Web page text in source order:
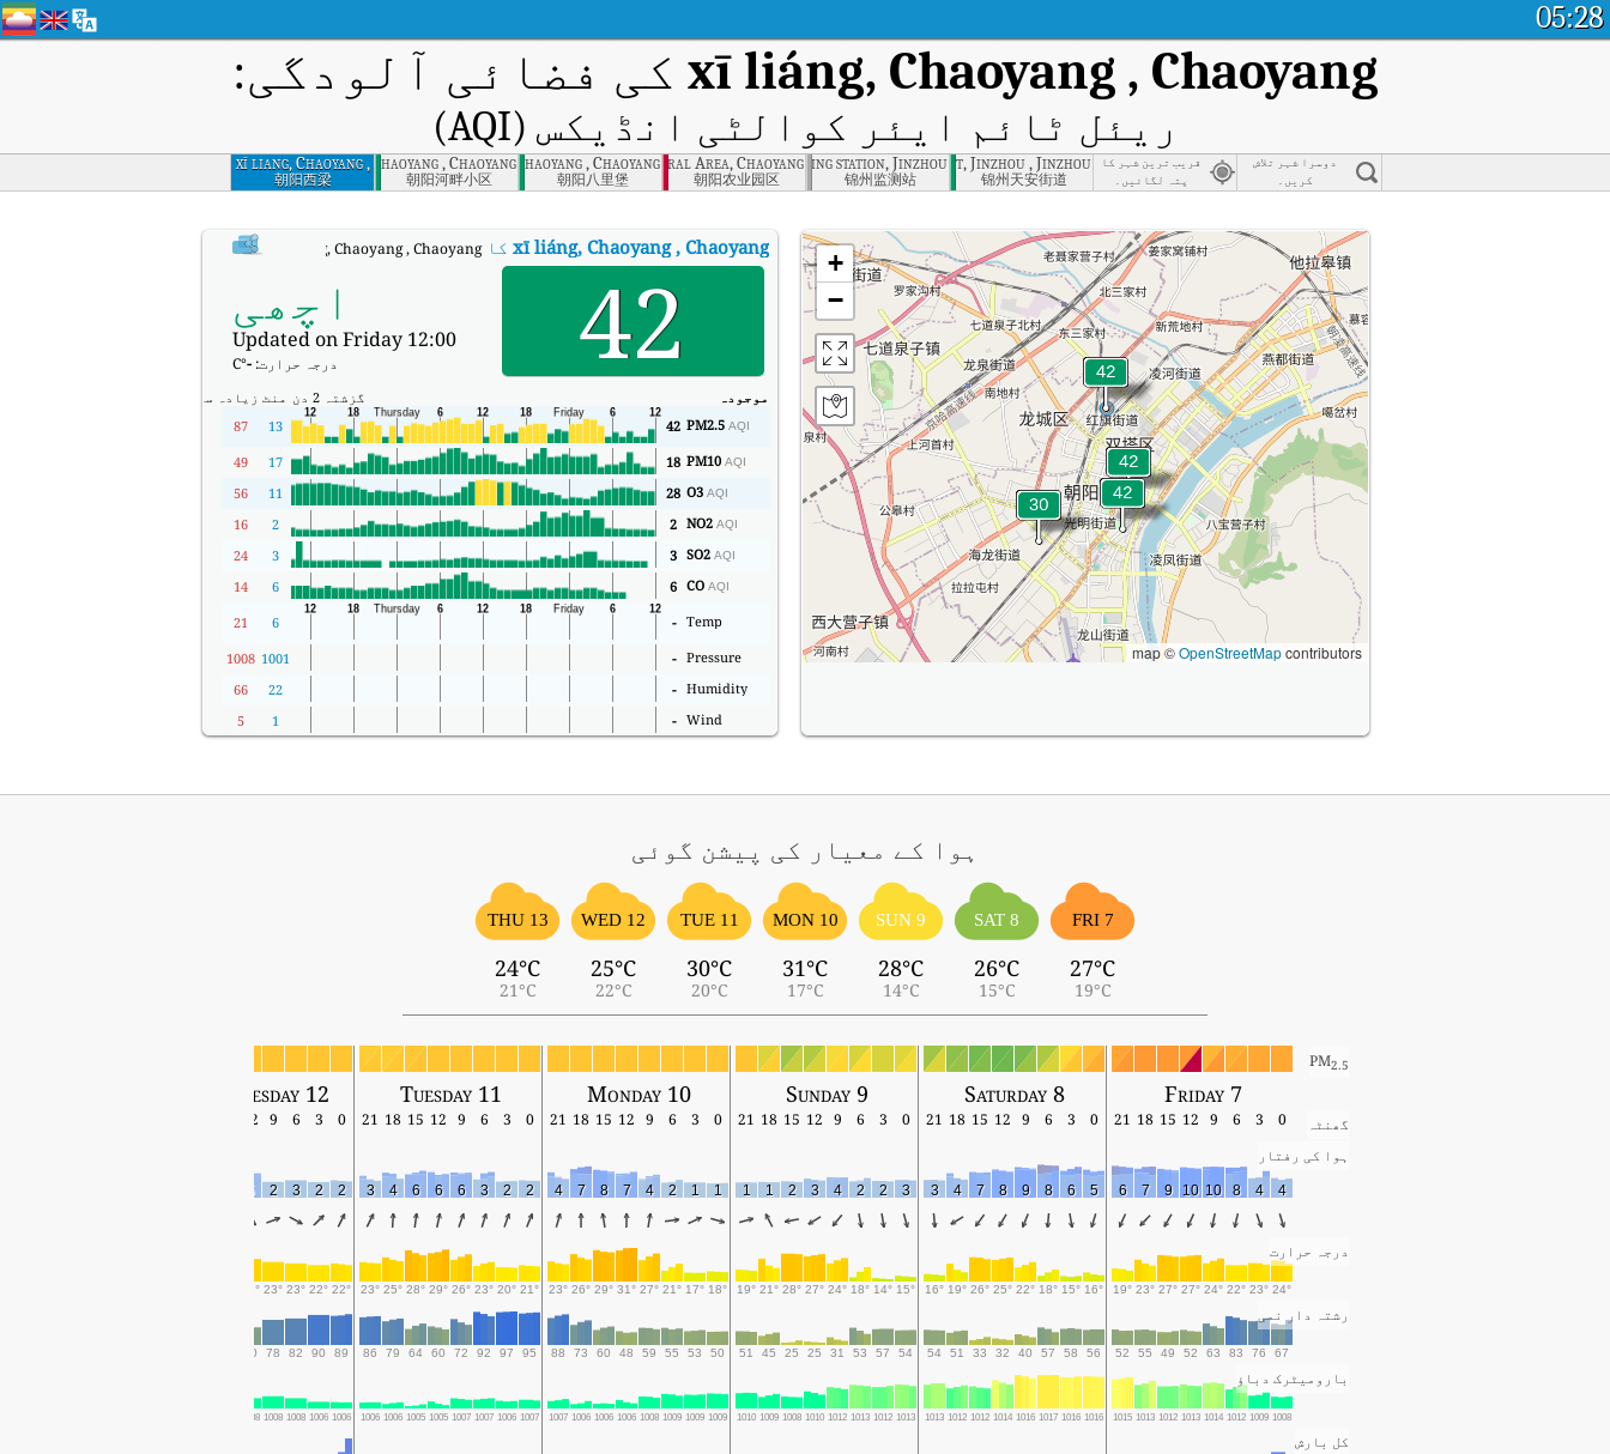
05:28
xī liáng, Chaoyang , Chaoyang کی فضائی آلودگی:
ریئل ٹائم ایئر کوالٹی انڈیکس (AQI)
xī liang, Chaoyang ,
Chaoyang
朝阳西梁
hepan district, Chaoyang , Chaoyang
朝阳河畔小区
Balǐ bǎo, Chaoyang , Chaoyang
朝阳八里堡
Agricultural Area, Chaoyang
朝阳农业园区
Monitoring station, Jinzhou
锦州监测站
tianan street, Jinzhou , Jinzhou
锦州天安街道
قریب ترین شہر کا
پتہ لگائیں۔
دوسرا شہر تلاش
کریں۔
xī liáng, Chaoyang , Chaoyang کا AQIxī liáng, Chaoyang , Chaoyang کا ریئل ٹائم ایئر کوالٹی انڈیکس (AQI)۔
42 اچھی
Updated on Friday 12:00
درجہ حرارت:-
°C
موجودہ گزشتہ 2 دن منٹ زیادہ سے زیادہ
PM2.5 AQI
42
13
87
PM10 AQI
18
17
49
O3 AQI
28
11
56
NO2 AQI
2
2
16
SO2 AQI
3
3
24
CO AQI
6
6
14
Temp
-
6
21
Pressure
-
1001
1008
Humidity
-
22
66
Wind
-
1
5
+
−
map ©OpenStreetMapcontributors
ہوا کے معیار کی پیشن گوئی
FRI 7
27°C
19°C
SAT 8
26°C
15°C
SUN 9
28°C
14°C
MON 10
31°C
17°C
TUE 11
30°C
20°C
WED 12
25°C
22°C
THU 13
24°C
21°C
PM2.5
Friday 7
Saturday 8
Sunday 9
Monday 10
Tuesday 11
Wednesday 12
گھنٹہ 0
3
6
9
12
15
18
21
0
3
6
9
12
15
18
21
0
3
6
9
12
15
18
21
0
3
6
9
12
15
18
21
0
3
6
9
12
15
18
21
0
3
6
9
12
ہوا کی رفتار
4
4
8
10
10
9
7
6
5
6
8
9
8
7
4
3
3
2
2
4
3
2
1
1
1
1
2
4
7
8
7
4
2
2
3
6
6
6
4
3
2
2
3
2
5
درجہ حرارت
24°
23°
22°
24°
27°
27°
23°
19°
16°
15°
18°
22°
25°
26°
19°
16°
15°
14°
18°
24°
27°
28°
21°
19°
18°
17°
21°
27°
31°
29°
26°
23°
21°
20°
23°
26°
29°
28°
25°
23°
22°
22°
23°
23°
25°
رشتہ دار نمی
67
76
83
63
52
49
55
52
56
58
57
40
32
33
51
54
54
57
53
31
25
25
45
51
50
53
55
59
48
60
73
88
95
97
92
72
60
64
79
86
89
90
82
78
60
بارومیٹرک دباؤ
1008
1009
1012
1014
1013
1012
1013
1015
1016
1016
1017
1016
1014
1012
1012
1013
1013
1012
1013
1012
1010
1008
1009
1010
1009
1009
1009
1008
1006
1006
1006
1007
1007
1006
1007
1007
1005
1005
1006
1006
1006
1006
1008
1008
1008
کل بارش